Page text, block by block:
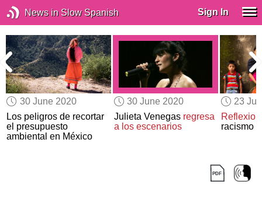
News in Slow Spanish Sign In
30 June 2020
Los peligros de recortar
el presupuesto
ambiental en México
30 June 2020
Julieta Venegas regresa
a los escenarios
23
racismo